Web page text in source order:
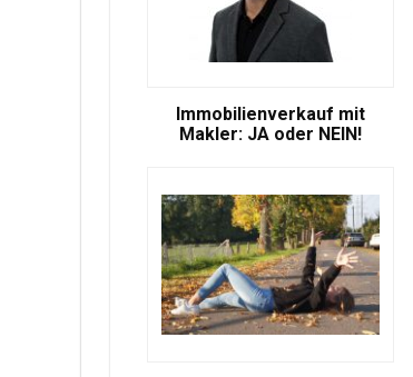
Immobilienverkauf mit
Makler: JA oder NEIN!